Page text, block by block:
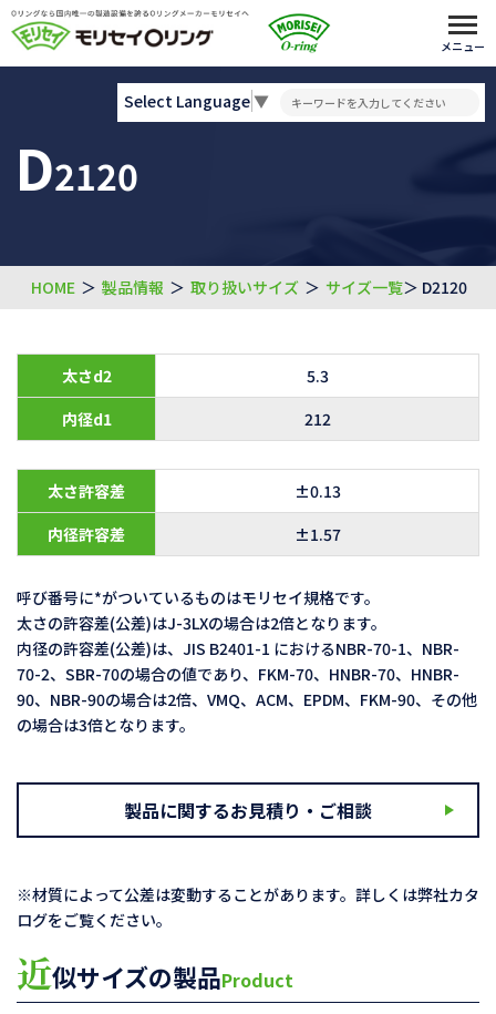
メニュー
D2120
Select Language▼
HOME ＞ 製品情報 ＞ 取り扱いサイズ ＞ サイズ一覧＞ D2120
太さd2
5.3
内径d1
212
太さ許容差
±0.13
内径許容差
±1.57
呼び番号に*がついているものはモリセイ規格です。
太さの許容差(公差)はJ-3LXの場合は2倍となります。
内径の許容差(公差)は、JIS B2401-1 におけるNBR-70-1、NBR-
70-2、SBR-70の場合の値であり、FKM-70、HNBR-70、HNBR-
90、NBR-90の場合は2倍、VMQ、ACM、EPDM、FKM-90、その他
の場合は3倍となります。
製品に関するお見積り・ご相談
※材質によって公差は変動することがあります。詳しくは弊社カタ
ログをご覧ください。
近似サイズの製品Product